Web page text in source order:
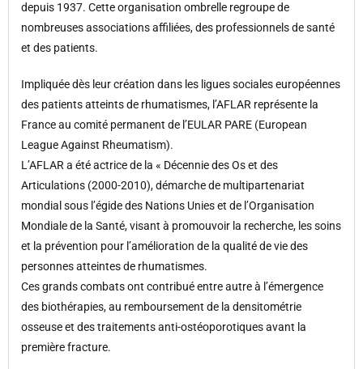
depuis 1937. Cette organisation ombrelle regroupe de
nombreuses associations affiliées, des professionnels de santé
et des patients.
Impliquée dès leur création dans les ligues sociales européennes
des patients atteints de rhumatismes, l’AFLAR représente la
France au comité permanent de l’EULAR PARE (European
League Against Rheumatism).
L’AFLAR a été actrice de la « Décennie des Os et des
Articulations (2000-2010), démarche de multipartenariat
mondial sous l’égide des Nations Unies et de l’Organisation
Mondiale de la Santé, visant à promouvoir la recherche, les soins
et la prévention pour l’amélioration de la qualité de vie des
personnes atteintes de rhumatismes.
Ces grands combats ont contribué entre autre à l’émergence
des biothérapies, au remboursement de la densitométrie
osseuse et des traitements anti-ostéoporotiques avant la
première fracture.